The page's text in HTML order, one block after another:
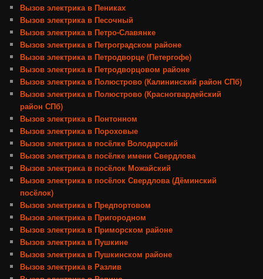
Вызов электрика в Пениках
Вызов электрика в Песочный
Вызов электрика в Петро-Славянке
Вызов электрика в Петроградском районе
Вызов электрика в Петродворце (Петергофе)
Вызов электрика в Петродворцовом районе
Вызов электрика в Полюстрово (Калининский район СПб)
Вызов электрика в Полюстрово (Красногвардейский
район СПб)
Вызов электрика в Понтонном
Вызов электрика в Пороховые
Вызов электрика в посёлке Володарский
Вызов электрика в посёлке имени Свердлова
Вызов электрика в посёлок Можайский
Вызов электрика в посёлок Свердлова (Дёминский
посёлок)
Вызов электрика в Предпортовом
Вызов электрика в Пригородном
Вызов электрика в Приморском районе
Вызов электрика в Пушкине
Вызов электрика в Пушкинском районе
Вызов электрика в Разлив